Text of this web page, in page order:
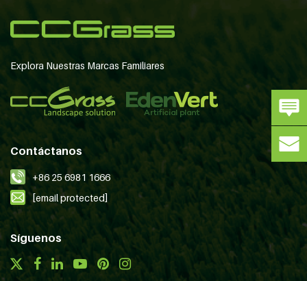
Explora Nuestras Marcas Familiares
Contáctanos
+86 25 6981 1666
[email protected]
Síguenos